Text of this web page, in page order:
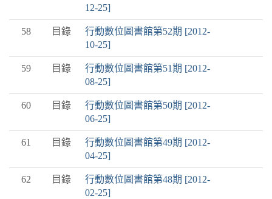
12-25]
58 目錄
行動數位圖書館第52期 [2012-
10-25]
59 目錄
行動數位圖書館第51期 [2012-
08-25]
60 目錄
行動數位圖書館第50期 [2012-
06-25]
61 目錄
行動數位圖書館第49期 [2012-
04-25]
62 目錄
行動數位圖書館第48期 [2012-
02-25]